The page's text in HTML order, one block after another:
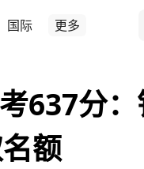
国际 更多
637分
额